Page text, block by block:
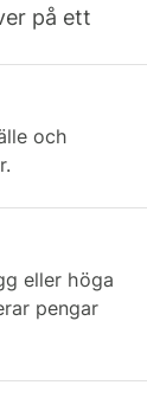
på ett
och
eller höga
pengar